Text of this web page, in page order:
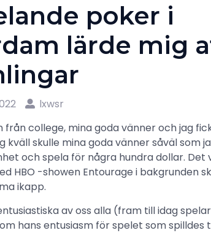
poker i
lärde mig
lxwsr
från college, mina goda vänner och jag
kväll skulle mina goda vänner såväl som
och spela för några hundra dollar. Det
HBO -showen Entourage i bakgrunden
ikapp.
av oss alla (fram till idag
hans entusiasm för spelet som spilldes